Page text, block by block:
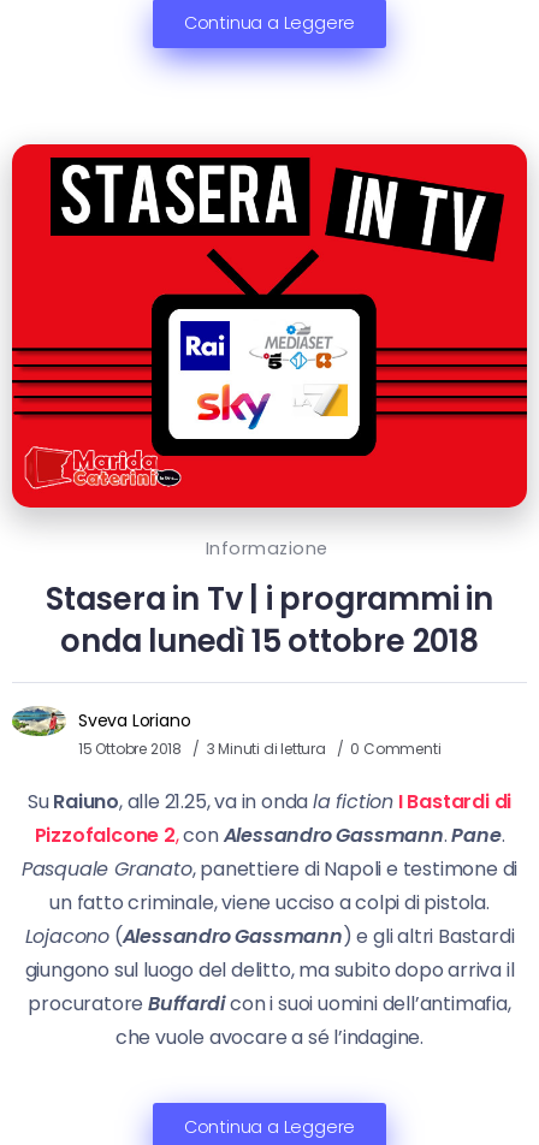
Continua a Leggere
Informazione
Stasera in Tv | i programmi in
onda lunedì 15 ottobre 2018
Sveva Loriano
15 Ottobre 2018 3 Minuti di lettura 0 Commenti
SuRaiuno, alle 21.25, va in ondala fiction I Bastardi di
Pizzofalcone 2,conAlessandro Gassmann.Pane.
Pasquale Granato, panettiere di Napoli e testimone di
un fatto criminale, viene ucciso a colpi di pistola.
Lojacono(Alessandro Gassmann) e gli altri Bastardi
giungono sul luogo del delitto, ma subito dopo arriva il
procuratore Buffardi con i suoi uomini dell’antimafia,
che vuole avocare a sé l’indagine.
Continua a Leggere